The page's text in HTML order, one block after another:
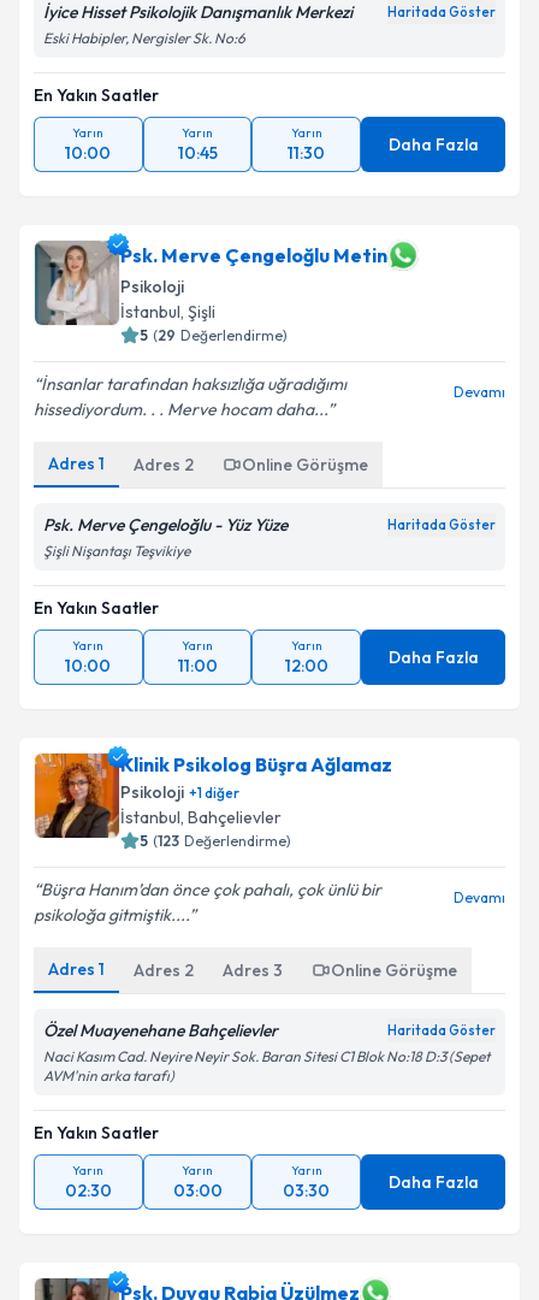
İyice Hisset Psikolojik Danışmanlık Merkezi Haritada Göster
Eski Habipler, Nergisler Sk. No:6
En Yakın Saatler
Yarın
10:00
Yarın
10:45
Yarın
11:30 Daha Fazla
Psk. Merve Çengeloğlu Metin
Psikoloji
İstanbul, Şişli
5 (29 Değerlendirme)
İnsanlar tarafından haksızlığa uğradığımı
hissediyordum. . . Merve hocam daha...
Devamı
Adres 1 Adres 2 Online Görüşme
Psk. Merve Çengeloğlu - Yüz Yüze Haritada Göster
Şişli Nişantaşı Teşvikiye
En Yakın Saatler
Yarın
10:00
Yarın
11:00
Yarın
12:00 Daha Fazla
Klinik Psikolog Büşra Ağlamaz
Psikoloji +1diğer
İstanbul, Bahçelievler
5 (123 Değerlendirme)
Büşra Hanım’dan önce çok pahalı, çok ünlü bir
psikoloğa gitmiştik....
Devamı
Adres 1 Adres 2 Adres 3 Online Görüşme
Özel Muayenehane Bahçelievler Haritada Göster
Naci Kasım Cad. Neyire Neyir Sok. Baran Sitesi C1 Blok No:18 D:3 (Sepet
AVM'nin arka tarafı)
En Yakın Saatler
Yarın
02:30
Yarın
03:00
Yarın
03:30 Daha Fazla
Psk. Duygu Rabia Üzülmez